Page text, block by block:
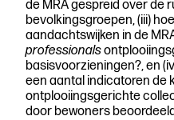
de MRA gespreid over de
bevolkingsgroepen, (iii)
aandachtswijken in de
professionals
basisvoorzieningen?, en
een aantal indicatoren de
ontplooiingsgerichte
door bewoners